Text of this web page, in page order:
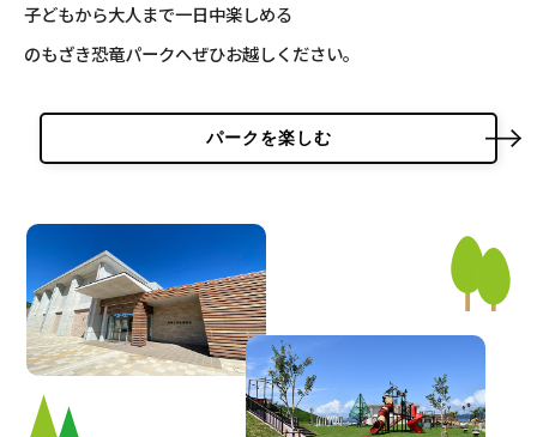
よくある質問
お問い合わせ
パーク概要
個人情報保護方針
子どもから大人まで一日中楽しめる
のもざき恐竜パークへぜひお越しください。
パークを楽しむ